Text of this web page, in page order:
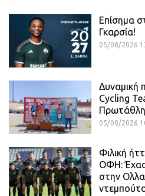
Επίσημα
Γκαρσία!
05/08/2026
Δυναμική
Cycling
05/08/2026
Φιλική
ΟΦΗ:
στην